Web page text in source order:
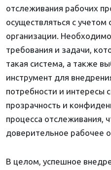
отслеживания рабочих
осуществляться с
организации.
требования и задачи,
такая система, а также
инструмент для
потребности и интересы
прозрачность и
процесса отслеживания,
доверительное рабочее
В целом, успешное